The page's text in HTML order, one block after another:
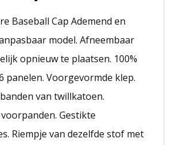
Baseball Cap Ademend en
model. Afneembaar
opnieuw te plaatsen. 100%
panelen. Voorgevormde klep.
van twillkatoen.
Gestikte
Riempje van dezelfde stof met